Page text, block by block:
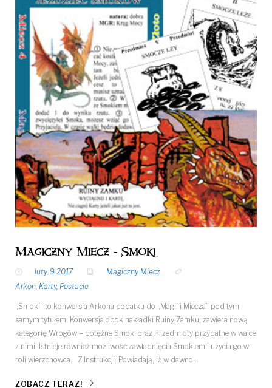
Magiczny Miecz - Smoki
luty, 9 2017
Magiczny Miecz
Arkon Karty, Postacie
„Smoki” to konwersja Arkona dodatku do „Magii i Miecza” pod tym
samym tytułem. Konwersja obok nakładki Ruiny Zamku, zawiera nową
kategorię Wrogów – potężne Smoki oraz Przedmioty przydatne w walce
z nimi. Istnieje również możliwość zawładnięcia Smokiem i użycia go w
roli wierzchowca. Z Instrukcji: Powiadają, iż w dawno…
ZOBACZ TERAZ!